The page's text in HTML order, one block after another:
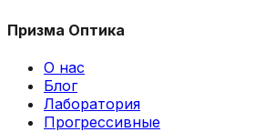
Призма Оптика
О нас
Блог
Лаборатория
Прогрессивные